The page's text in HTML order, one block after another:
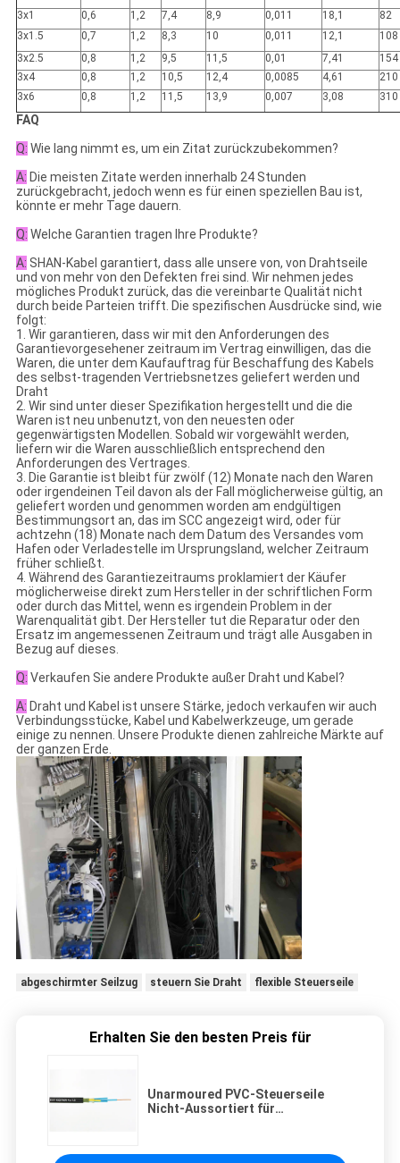
3x1 0,6 1,2 7,4 8,9 0,011 18,1
82
3x1.5
0,7 1,2 8,3 10 0,011 12,1
108
3x2.5
0,8 1,2 9,5 11,5 0,01 7,41
154
3x4
0,8 1,2 10,5 12,4 0,0085 4,61
210
3x6
0,8 1,2 11,5 13,9 0,007 3,08 310
FAQ
Q: Wie lang nimmt es, um ein Zitat zurückzubekommen?
A: Die meisten Zitate werden innerhalb 24 Stunden
zurückgebracht, jedoch wenn es für einen speziellen Bau ist,
könnte er mehr Tage dauern.
Q: Welche Garantien tragen Ihre Produkte?
A: SHAN-Kabel garantiert, dass alle unsere von, von Drahtseile
und von mehr von den Defekten frei sind. Wir nehmen jedes
mögliches Produkt zurück, das die vereinbarte Qualität nicht
durch beide Parteien trifft. Die spezifischen Ausdrücke sind, wie
folgt:
1. Wir garantieren, dass wir mit den Anforderungen des
Garantievorgesehener zeitraum im Vertrag einwilligen, das die
Waren, die unter dem Kaufauftrag für Beschaffung des Kabels
des selbst-tragenden Vertriebsnetzes geliefert werden und
Draht
2. Wir sind unter dieser Spezifikation hergestellt und die die
Waren ist neu unbenutzt, von den neuesten oder
gegenwärtigsten Modellen. Sobald wir vorgewählt werden,
liefern wir die Waren ausschließlich entsprechend den
Anforderungen des Vertrages.
3. Die Garantie ist bleibt für zwölf (12) Monate nach den Waren
oder irgendeinen Teil davon als der Fall möglicherweise gültig, an
geliefert worden und genommen worden am endgültigen
Bestimmungsort an, das im SCC angezeigt wird, oder für
achtzehn (18) Monate nach dem Datum des Versandes vom
Hafen oder Verladestelle im Ursprungsland, welcher Zeitraum
früher schließt.
4. Während des Garantiezeitraums proklamiert der Käufer
möglicherweise direkt zum Hersteller in der schriftlichen Form
oder durch das Mittel, wenn es irgendein Problem in der
Warenqualität gibt. Der Hersteller tut die Reparatur oder den
Ersatz im angemessenen Zeitraum und trägt alle Ausgaben in
Bezug auf dieses.
Q: Verkaufen Sie andere Produkte außer Draht und Kabel?
A: Draht und Kabel ist unsere Stärke, jedoch verkaufen wir auch
Verbindungsstücke, Kabel und Kabelwerkzeuge, um gerade
einige zu nennen. Unsere Produkte dienen zahlreiche Märkte auf
der ganzen Erde.
abgeschirmter Seilzug steuern Sie Draht flexible Steuerseile
Erhalten Sie den besten Preis für
Unarmoured PVC-Steuerseile
Nicht-Aussortiert für